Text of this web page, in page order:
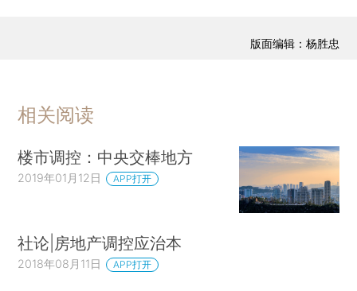
版面编辑：杨胜忠
相关阅读
楼市调控：中央交棒地方
2019年01月12日 APP打开
社论|房地产调控应治本
2018年08月11日 APP打开